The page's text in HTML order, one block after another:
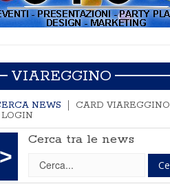
VIAREGGINO
NEWS
CARD VIAREGGINO
LOGIN
>
Cerca tra le news